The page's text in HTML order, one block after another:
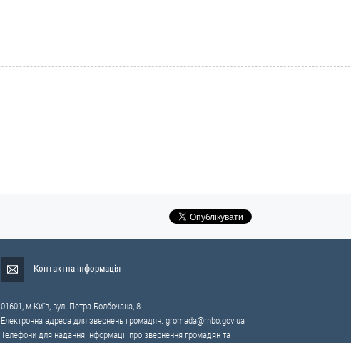
Контактна інформація
01601, м.Київ, вул. Петра Болбочана, 8
Електронна адреса для звернень громадян: gromada@rnbo.gov.ua
Телефони для надання інформації про звернення громадян та